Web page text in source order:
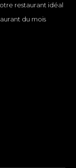
restaurant idéal
du mois